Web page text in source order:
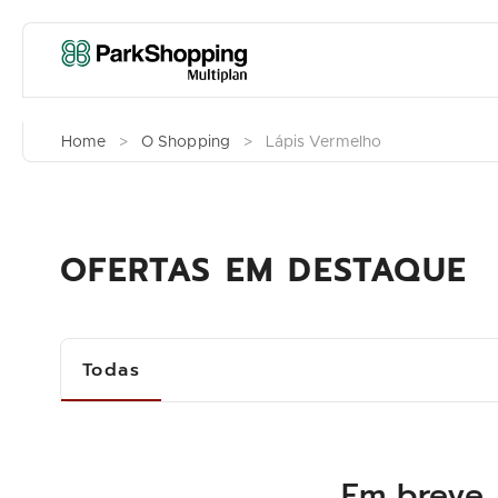
Home > O Shopping > Lápis Vermelho
OFERTAS EM DESTAQUE
Todas